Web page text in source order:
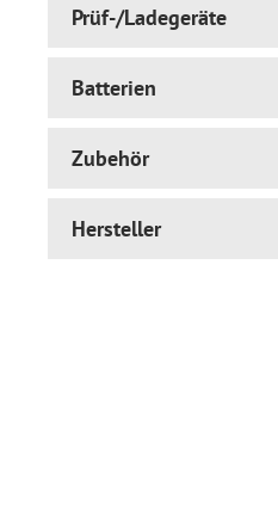
Prüf-/Ladegeräte
Batterien
Zubehör
Hersteller